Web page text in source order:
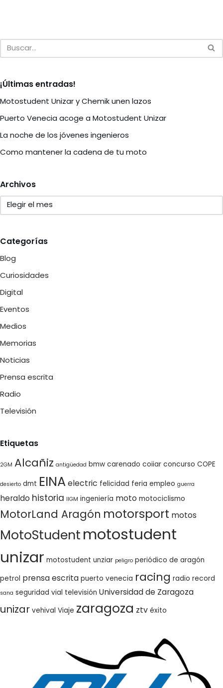
¡Últimas entradas!
Motostudent Unizar y Chemik unen lazos
Puerto Venecia acoge a Motostudent Unizar
La noche de los jóvenes ingenieros
Como mantener la cadena de tu moto
Archivos
Categorías
Blog
Curiosidades
Digital
Eventos
Medios
Memorias
Noticias
Prensa escrita
Radio
Televisión
Etiquetas
2GM Alcañiz antigüedad bmw carenado coiiar concurso COPE
desierto dmt EINAelectric felicidad feria empleo guerra
heraldo historia IIGM ingeniería moto motociclismo
MotorLand Aragón motorsport motos
MotoStudentmotostudent
unizar motostudent unziar peligro periódico de aragón
petrol prensa escrita puerto venecia racing radio record
sana seguridad vial televisión Universidad de Zaragoza
unizar vehival Viaje zaragoza ztv éxito